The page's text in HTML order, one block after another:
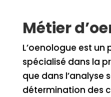
Métier
L’oenologue est un
spécialisé dans la
que dans l’analyse
détermination des